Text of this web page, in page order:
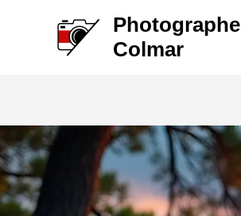
Photographe
Colmar